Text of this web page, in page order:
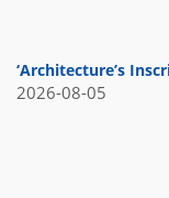
‘Architecture’s
2026-08-05